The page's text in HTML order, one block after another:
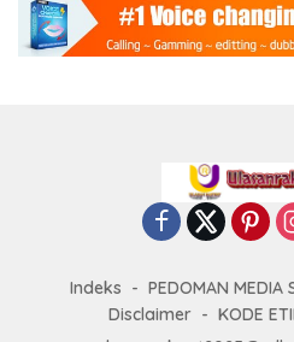
Indeks PEDOMAN MEDIA
Disclaimer
KODE